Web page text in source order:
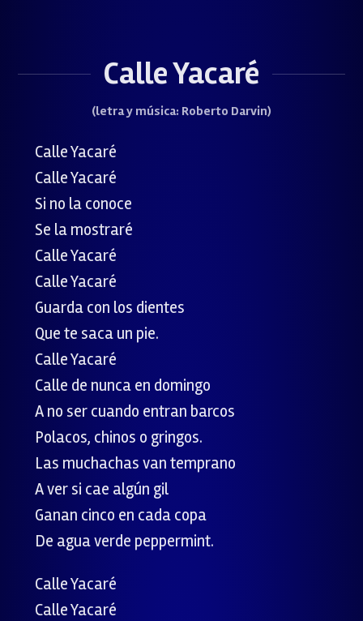
Calle Yacaré
(letra y música: Roberto Darvin)
Calle Yacaré
Calle Yacaré
Si no la conoce
Se la mostraré
Calle Yacaré
Calle Yacaré
Guarda con los dientes
Que te saca un pie.
Calle Yacaré
Calle de nunca en domingo
A no ser cuando entran barcos
Polacos, chinos o gringos.
Las muchachas van temprano
A ver si cae algún gil
Ganan cinco en cada copa
De agua verde peppermint.
Calle Yacaré
Calle Yacaré